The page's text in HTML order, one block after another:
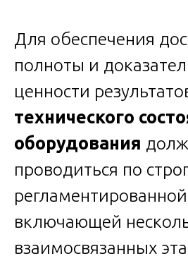
Для обеспечения
полноты и
ценности
технического
оборудования
проводиться по
включающей
взаимосвязанных